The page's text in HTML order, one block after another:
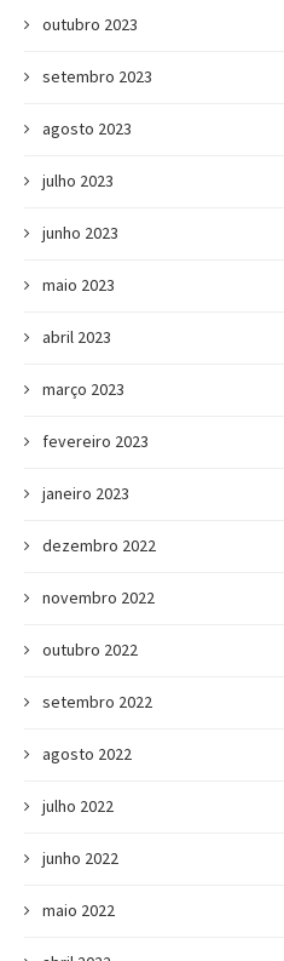
outubro 2023
setembro 2023
agosto 2023
julho 2023
junho 2023
maio 2023
abril 2023
março 2023
fevereiro 2023
janeiro 2023
dezembro 2022
novembro 2022
outubro 2022
setembro 2022
agosto 2022
julho 2022
junho 2022
maio 2022